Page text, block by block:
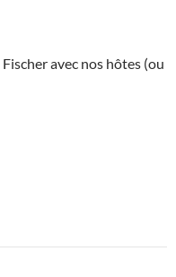
avec nos hôtes (ou